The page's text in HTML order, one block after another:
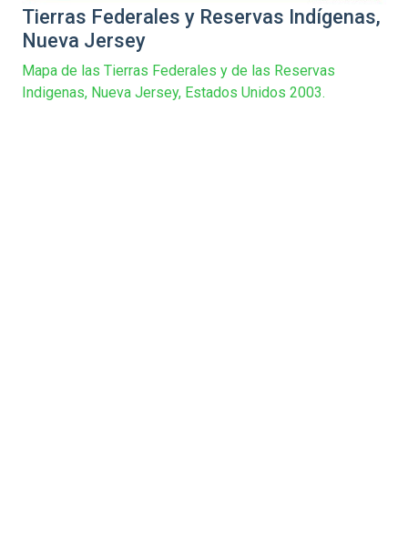
Tierras Federales y Reservas Indígenas,
Nueva Jersey
Mapa de las Tierras Federales y de las Reservas
Indigenas, Nueva Jersey, Estados Unidos 2003.